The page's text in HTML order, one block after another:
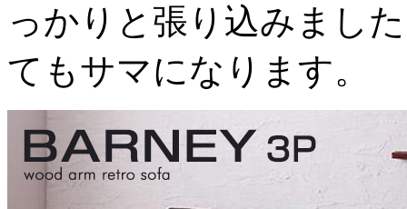
っかりと張り込みまし
てもサマになります。